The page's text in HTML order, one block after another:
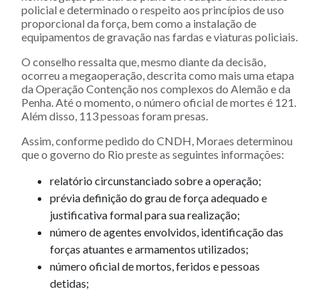
policial e determinado o respeito aos princípios de uso
proporcional da força, bem como a instalação de
equipamentos de gravação nas fardas e viaturas policiais.
O conselho ressalta que, mesmo diante da decisão,
ocorreu a megaoperação, descrita como mais uma etapa
da Operação Contenção nos complexos do Alemão e da
Penha. Até o momento, o número oficial de mortes é 121.
Além disso, 113 pessoas foram presas.
Assim, conforme pedido do CNDH, Moraes determinou
que o governo do Rio preste as seguintes informações:
relatório circunstanciado sobre a operação;
prévia definição do grau de força adequado e
justificativa formal para sua realização;
número de agentes envolvidos, identificação das
forças atuantes e armamentos utilizados;
número oficial de mortos, feridos e pessoas
detidas;